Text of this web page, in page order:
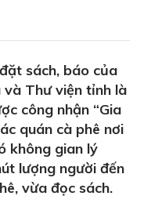
sách, báo của
và Thư viện tỉnh là
công nhận “Gia
quán cà phê nơi
không gian lý
lượng người đến
vừa đọc sách.